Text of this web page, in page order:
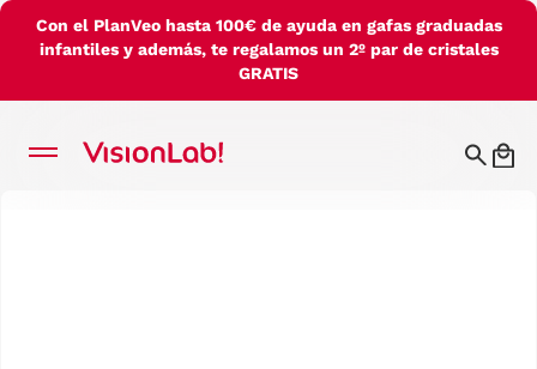
Con el PlanVeo hasta 100€ de ayuda en gafas graduadas
infantiles y además, te regalamos un 2º par de cristales
GRATIS